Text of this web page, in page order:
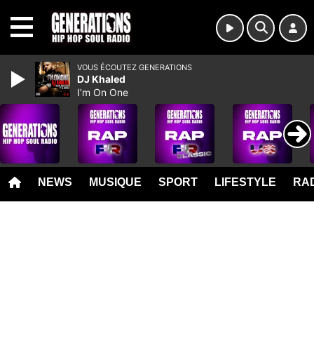
NEWS MUSIQUE SPORT LIFESTYLE
VOUS ÉCOUTEZ GENERATIONS
DJ Khaled
I’m On One